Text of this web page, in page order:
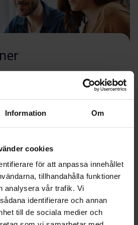
Information Om
cookies
för att anpassa innehållet
tillhandahålla funktioner
analysera vår trafik. Vi
identifierare och annan
till de sociala medier och
Ladda ner
Ladda ner
Visa mer